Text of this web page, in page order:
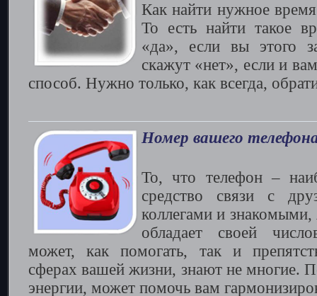
Как найти нужное
То есть найти такое
«да», если вы этого
скажут «нет», если и
способ. Нужно только, как всегда,
Номер вашего
То, что телефон –
средство связи с
коллегами и
обладает своей
может, как помогать, так и
сферах вашей жизни, знают не многие.
энергии, может помочь вам